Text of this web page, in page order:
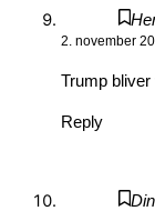
2. november
Trump
Reply